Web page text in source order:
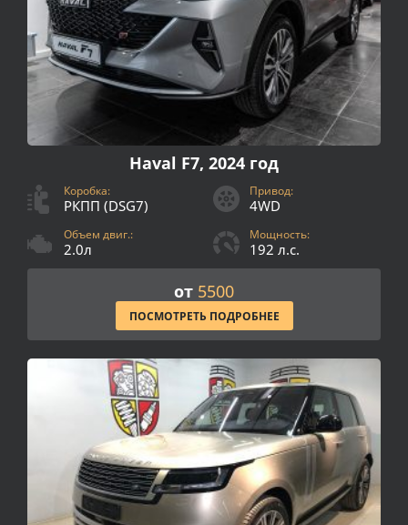
Haval F7, 2024 год
Коробка:
РКПП (DSG7)
Привод:
4WD
Объем двиг.:
2.0л
Мощность:
192 л.с.
от 5500
ПОСМОТРЕТЬ ПОДРОБНЕЕ